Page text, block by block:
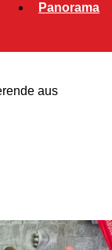
Panorama
aus